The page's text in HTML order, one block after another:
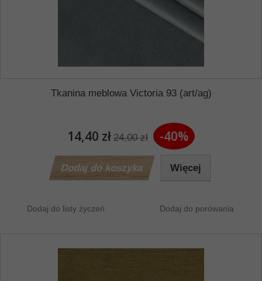
Tkanina meblowa Victoria 93 (art/ag)
14,40 zł 24,00 zł -40%
Dodaj do koszyka Więcej
Dodaj do listy życzeń Dodaj do porówania